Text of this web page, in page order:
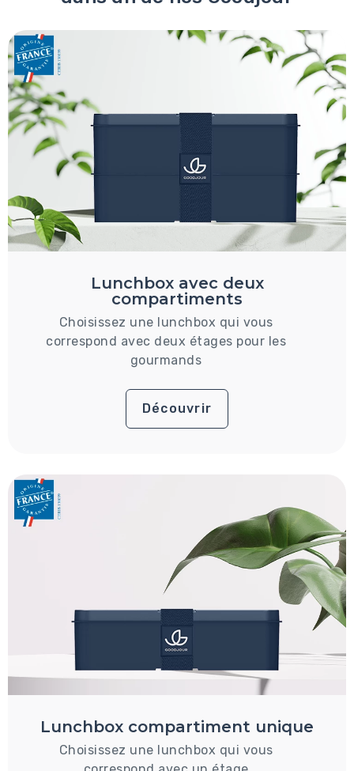
Lunchbox avec deux
compartiments
Choisissez une lunchbox qui vous
correspond avec deux étages pour les
gourmands
Découvrir
Lunchbox compartiment unique
Choisissez une lunchbox qui vous